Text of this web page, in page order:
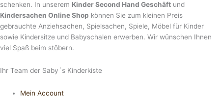
schenken. In unserem Kinder Second Hand Geschäft und
Kindersachen Online Shop können Sie zum kleinen Preis
gebrauchte Anziehsachen, Spiel­sachen, Spiele, Möbel für Kinder
sowie Kindersitze und Babyschalen erwerben. Wir wünschen Ihnen
viel Spaß beim stöbern.
Ihr Team der Saby´s Kinderkiste
Mein Account